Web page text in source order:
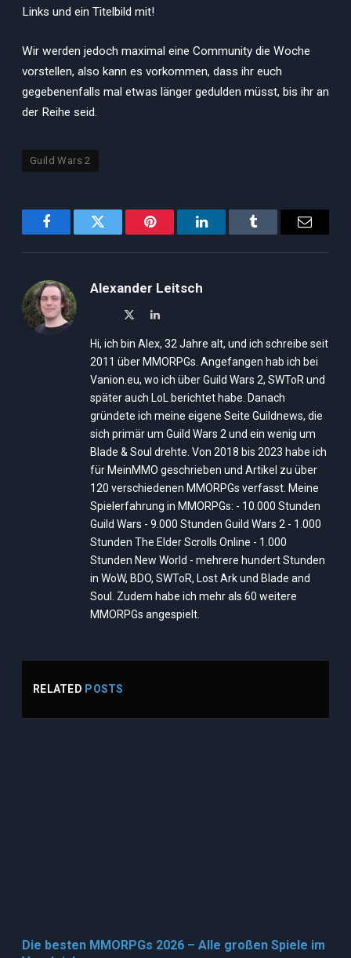
Links und ein Titelbild mit!
Wir werden jedoch maximal eine Community die Woche
vorstellen, also kann es vorkommen, dass ihr euch
gegebenenfalls mal etwas länger gedulden müsst, bis ihr an
der Reihe seid.
Guild Wars 2
FacebookTwitter PinterestLinkedInTumblr Email
Alexander Leitsch
LinkedIn
Hi, ich bin Alex, 32 Jahre alt, und ich schreibe seit
2011 über MMORPGs. Angefangen hab ich bei
Vanion.eu, wo ich über Guild Wars 2, SWToR und
später auch LoL berichtet habe. Danach
gründete ich meine eigene Seite Guildnews, die
sich primär um Guild Wars 2 und ein wenig um
Blade & Soul drehte. Von 2018 bis 2023 habe ich
für MeinMMO geschrieben und Artikel zu über
120 verschiedenen MMORPGs verfasst. Meine
Spielerfahrung in MMORPGs: - 10.000 Stunden
Guild Wars - 9.000 Stunden Guild Wars 2 - 1.000
Stunden The Elder Scrolls Online - 1.000
Stunden New World - mehrere hundert Stunden
in WoW, BDO, SWToR, Lost Ark und Blade and
Soul. Zudem habe ich mehr als 60 weitere
MMORPGs angespielt.
RELATED POSTS
Die besten MMORPGs 2026 – Alle großen Spiele im